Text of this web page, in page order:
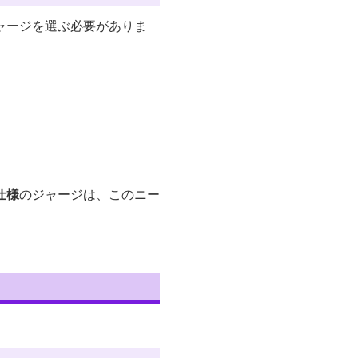
ジを選ぶ必要がありま
様のジャージは、このニー